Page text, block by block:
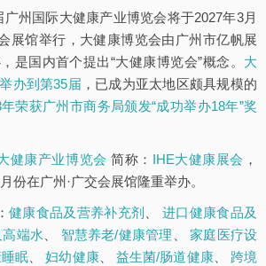
广州国际大健康产业博览会将于2027年3月
展馆举行，大健康博览会由广州市亿帆展
是国内首个提出“大健康博览会”概念。 大
办到第35届 ，已成为亚太地区颇具规模的
荣获广州市商务局颁发“成功举办18年”奖
健康产业博览会 简称： IHE大健康展会 ，
份在广州·广交会展馆隆重举办。
健康食品及营养补充剂 、进口健康食品及
端水、 智慧养老/健康管理 、家庭医疗设
眠、妇幼健康、 益生菌/肠道健康、 跨境